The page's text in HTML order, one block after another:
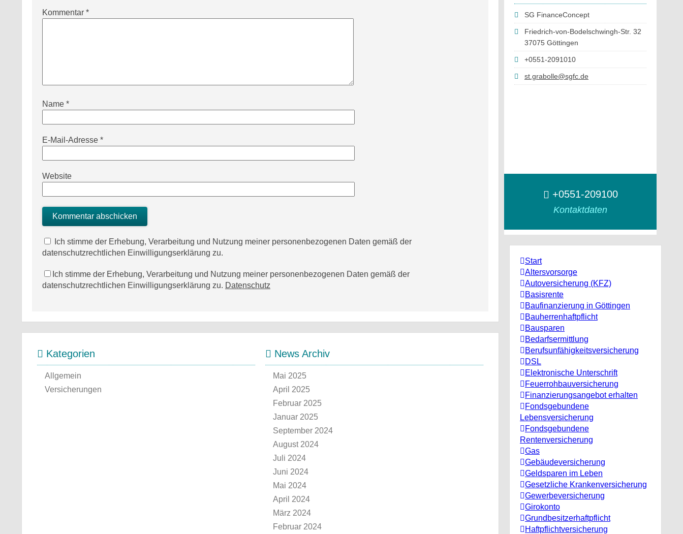
SG FinanceConcept
Friedrich-von-Bodelschwingh-Str. 32
37075 Göttingen
+0551-2091010
st.grabolle@sgfc.de
+0551-209100
Kontaktdaten
Start
Altersvorsorge
Autoversicherung (KFZ)
Basisrente
Baufinanzierung in Göttingen
Bauherrenhaftpflicht
Bausparen
Bedarfsermittlung
Berufs­unfähigkeitsversicherung
DSL
Elektronische Unterschrift
Feuerrohbauversicherung
Finanzierungsangebot erhalten
Fondsgebundene
Lebensversicherung
Fondsgebundene
Rentenversicherung
Gas
Gebäudeversicherung
Geldsparen im Leben
Gesetzliche Krankenversicherung
Gewerbeversicherung
Girokonto
Grundbesitzerhaftpflicht
Haftpflichtversicherung
Kommentar *
Name *
E-Mail-Adresse *
Website
Ich stimme der Erhebung, Verarbeitung und Nutzung meiner personenbezogenen Daten gemäß der
datenschutzrechtlichen Einwilligungserklärung zu.
Ich stimme der Erhebung, Verarbeitung und Nutzung meiner personenbezogenen Daten gemäß der
datenschutzrechtlichen Einwilligungserklärung zu. Datenschutz
Kategorien
Allgemein
Versicherungen
News Archiv
Mai 2025
April 2025
Februar 2025
Januar 2025
September 2024
August 2024
Juli 2024
Juni 2024
Mai 2024
April 2024
März 2024
Februar 2024